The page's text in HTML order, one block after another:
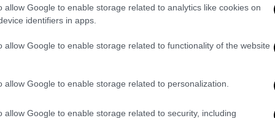
allow Google to enable storage related to analytics like cookies on
identifiers in apps.
allow Google to enable storage related to functionality of the website
allow Google to enable storage related to personalization.
allow Google to enable storage related to security, including
τρεις κατηγορούμενους από την
ότι έχουν δώσει επαρκείς
χρόνο, καταλογίζειανετοιμότητα,
κατάστασης,